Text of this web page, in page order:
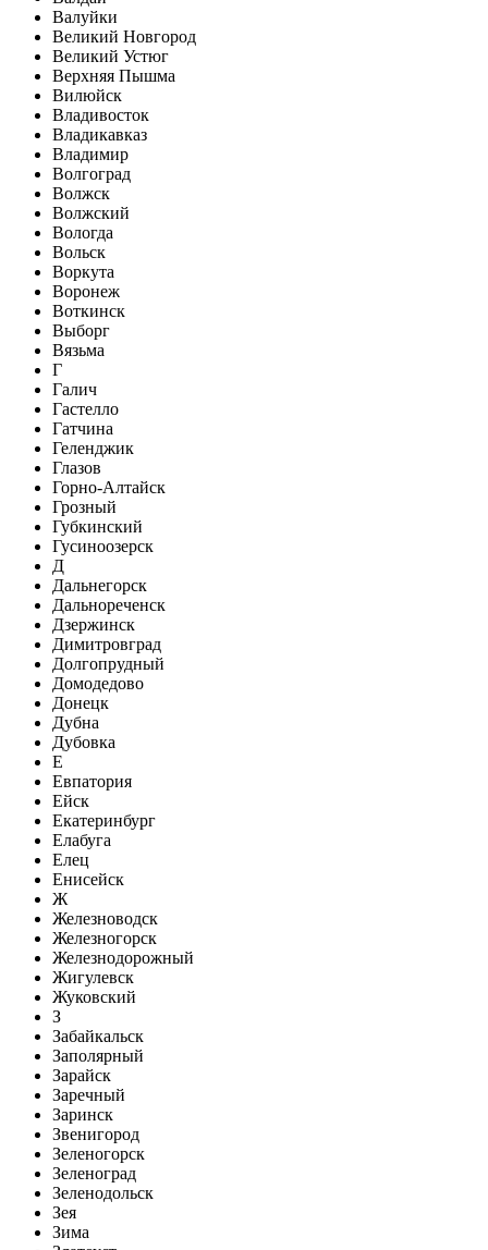
Валуйки
Великий Новгород
Великий Устюг
Верхняя Пышма
Вилюйск
Владивосток
Владикавказ
Владимир
Волгоград
Волжск
Волжский
Вологда
Вольск
Воркута
Воронеж
Воткинск
Выборг
Вязьма
Г
Галич
Гастелло
Гатчина
Геленджик
Глазов
Горно-Алтайск
Грозный
Губкинский
Гусиноозерск
Д
Дальнегорск
Дальнореченск
Дзержинск
Димитровград
Долгопрудный
Домодедово
Донецк
Дубна
Дубовка
Е
Евпатория
Ейск
Екатеринбург
Елабуга
Елец
Енисейск
Ж
Железноводск
Железногорск
Железнодорожный
Жигулевск
Жуковский
З
Забайкальск
Заполярный
Зарайск
Заречный
Заринск
Звенигород
Зеленогорск
Зеленоград
Зеленодольск
Зея
Зима